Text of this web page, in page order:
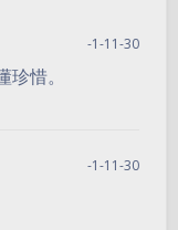
-1-11-30
惜。
-1-11-30